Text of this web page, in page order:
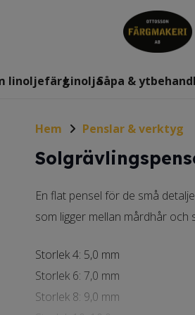
linoljefärgLinoljaSåpa &
Hem Penslar & verktyg
En flat pensel för de små
som ligger mellan mårdhår
Storlek 4: 5,0 mm
Storlek 6: 7,0 mm
Storlek 8: 9,0 mm